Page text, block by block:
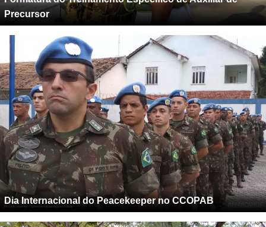
Precursor
Dia Internacional do Peacekeeper no CCOPAB